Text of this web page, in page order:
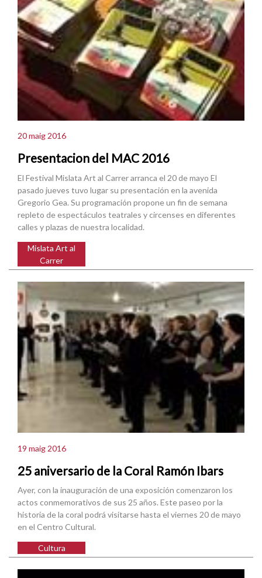
20 maig 2016
Presentacion del MAC 2016
El Festival Mislata Art al Carrer arranca el 20 de mayo El
pasado jueves tuvo lugar su presentación en la avenida
Gregorio Gea. Su programación propone un fin de semana
repleto de espectáculos teatrales y circenses en diferentes
calles y plazas de nuestra localidad.
Mislata Art al
Carrer
19 maig 2016
25 aniversario de la Coral Ramón Ibars
Ayer, con la inauguración de una exposición comenzaron los
actos conmemorativos de sus 25 años. Este paseo por la
historia de la coral podrá visitarse hasta el viernes 20 de mayo
en el Centro Cultural.
Cultura